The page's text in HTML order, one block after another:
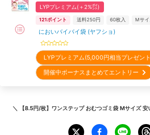
LYPプレミアム(＋2%㌽)
121ポイント 送料250円 60枚入 Mサ
においバイバイ袋 (ヤフショ)
LYPプレミアム(5,000円相当プレゼ
開催中ボーナスまとめてエントリー
＼ 【8.5円/枚】ワンステップ おむつゴミ袋 Mサイズ